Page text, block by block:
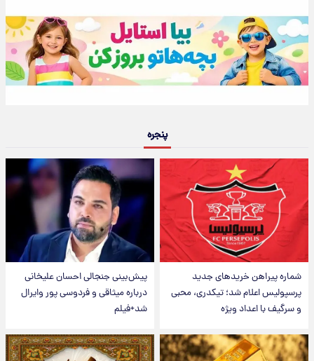
پنجره
شماره پیراهن خریدهای جدید
پرسپولیس اعلام شد؛ تیکدری، محبی
و سرگیف با اعداد ویژه
پیش‌بینی جنجالی احسان علیخانی
درباره میثاقی و فردوسی پور وایرال
شد+فیلم